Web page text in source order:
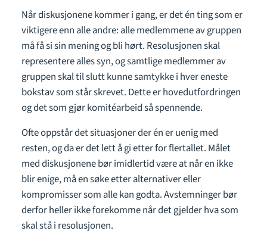
Når diskusjonene kommer i gang, er det én ting som er
viktigere enn alle andre: alle medlemmene av gruppen
må få si sin mening og bli hørt. Resolusjonen skal
representere alles syn, og samtlige medlemmer av
gruppen skal til slutt kunne samtykke i hver eneste
bokstav som står skrevet. Dette er hovedutfordringen
og det som gjør komitéarbeid så spennende.
Ofte oppstår det situasjoner der én er uenig med
resten, og da er det lett å gi etter for flertallet. Målet
med diskusjonene bør imidlertid være at når en ikke
blir enige, må en søke etter alternativer eller
kompromisser som alle kan godta. Avstemninger bør
derfor heller ikke forekomme når det gjelder hva som
skal stå i resolusjonen.